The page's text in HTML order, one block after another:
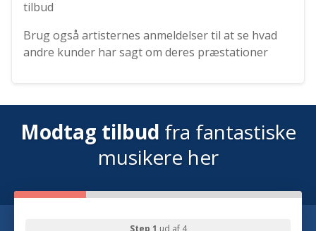
tilbud
Brug også artisternes anmeldelser til at se hvad
andre kunder har sagt om deres præstationer
Modtag tilbud fra fantastiske
musikere her
Step 1 ud af 4